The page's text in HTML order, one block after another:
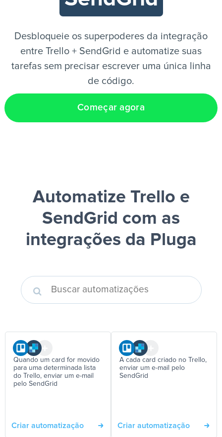
Desbloqueie os superpoderes da integração
entre Trello + SendGrid e automatize suas
tarefas sem precisar escrever uma única linha
de código.
Começar agora
Automatize Trello e
SendGrid com as
integrações da Pluga
Quando um card for movido
para uma determinada lista
do Trello, enviar um e-mail
pelo SendGrid
Criar automatização
A cada card criado no Trello,
enviar um e-mail pelo
SendGrid
Criar automatização